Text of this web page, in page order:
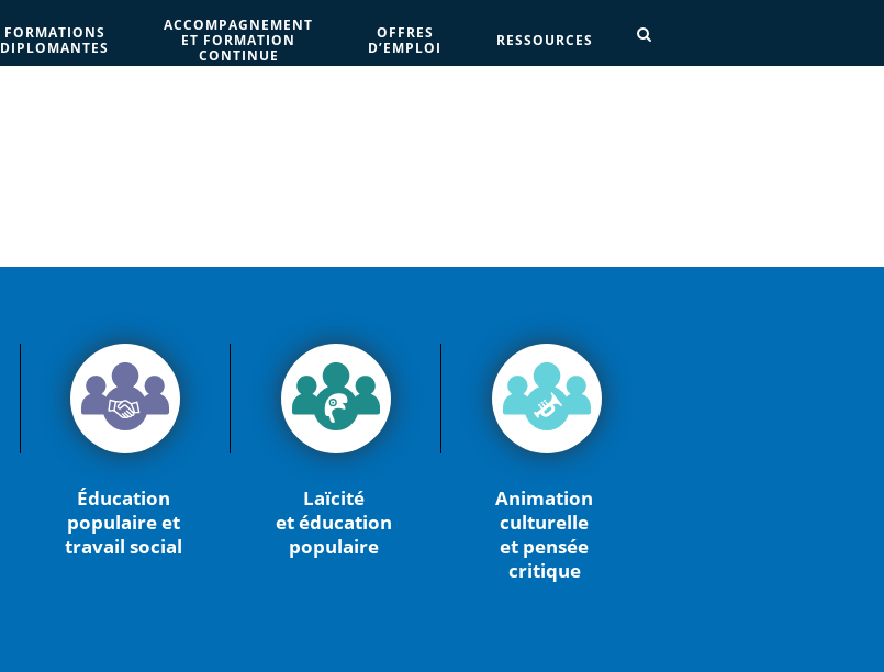
FORMATIONS
DIPLOMANTES
ACCOMPAGNEMENT
ET FORMATION
CONTINUE
OFFRES
D’EMPLOI
RESSOURCES
Éducation
populaire et
travail social
Laïcité
et éducation
populaire
Animation
culturelle
et pensée
critique